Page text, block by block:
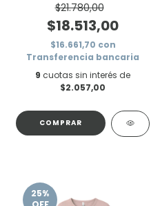
$21.780,00
$18.513,00
$16.661,70 con
Transferencia bancaria
9 cuotas sin interés de
$2.057,00
COMPRAR
25%